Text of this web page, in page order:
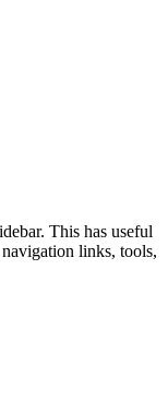
This has useful
links, tools,